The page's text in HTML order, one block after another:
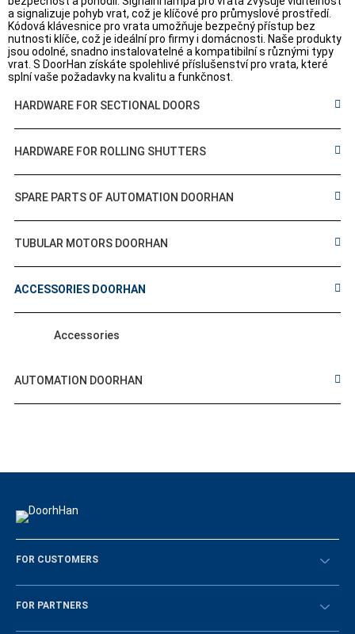
a signalizuje pohyb vrat, což je klíčové pro průmyslové prostředí.
Kódová klávesnice pro vrata umožňuje bezpečný přístup bez
nutnosti klíče, což je ideální pro firmy i domácnosti. Naše produkty
jsou odolné, snadno instalovatelné a kompatibilní s různými typy
vrat. S DoorHan získáte spolehlivé příslušenství pro vrata, které
splní vaše požadavky na kvalitu a funkčnost.
HARDWARE FOR SECTIONAL DOORS
HARDWARE FOR ROLLING SHUTTERS
SPARE PARTS OF AUTOMATION DOORHAN
TUBULAR MOTORS DOORHAN
ACCESSORIES DOORHAN
Accessories
AUTOMATION DOORHAN
FOR CUSTOMERS
Překontrolovat
FOR PARTNERS